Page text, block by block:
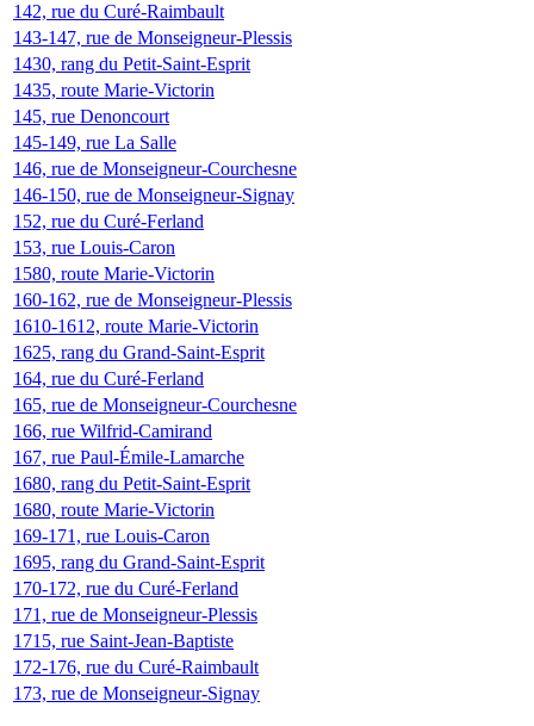
142, rue du Curé-Raimbault
143-147, rue de Monseigneur-Plessis
1430, rang du Petit-Saint-Esprit
1435, route Marie-Victorin
145, rue Denoncourt
145-149, rue La Salle
146, rue de Monseigneur-Courchesne
146-150, rue de Monseigneur-Signay
152, rue du Curé-Ferland
153, rue Louis-Caron
1580, route Marie-Victorin
160-162, rue de Monseigneur-Plessis
1610-1612, route Marie-Victorin
1625, rang du Grand-Saint-Esprit
164, rue du Curé-Ferland
165, rue de Monseigneur-Courchesne
166, rue Wilfrid-Camirand
167, rue Paul-Émile-Lamarche
1680, rang du Petit-Saint-Esprit
1680, route Marie-Victorin
169-171, rue Louis-Caron
1695, rang du Grand-Saint-Esprit
170-172, rue du Curé-Ferland
171, rue de Monseigneur-Plessis
1715, rue Saint-Jean-Baptiste
172-176, rue du Curé-Raimbault
173, rue de Monseigneur-Signay